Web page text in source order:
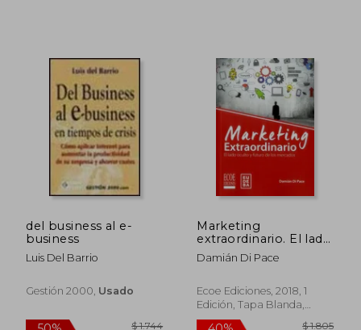
45%
dcto.
50%
dcto.
del business al e-
business
Luis Del Barrio
Gestión 2000, Usado
Marketing
extraordinario. El lado
oculto y futuro de los
mercados
Damián Di Pace
Ecoe Ediciones, 2018, 1
Edición, Tapa Blanda,
Nuevo